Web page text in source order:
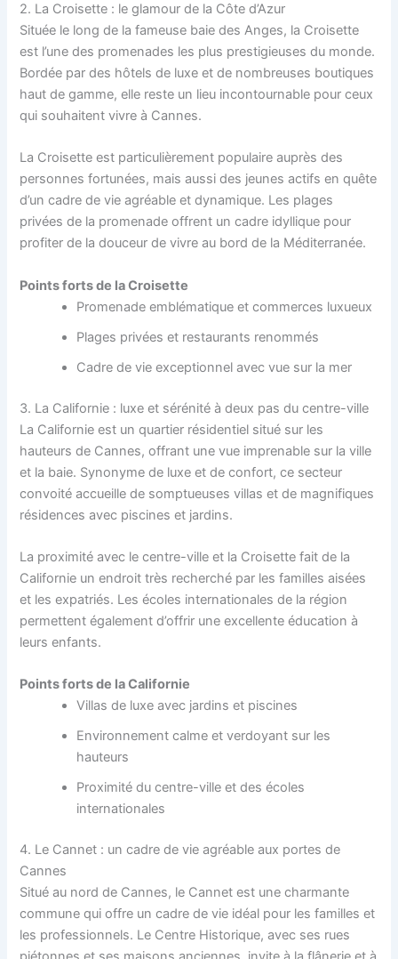
2. La Croisette : le glamour de la Côte d’Azur
Située le long de la fameuse baie des Anges, la Croisette
est l’une des promenades les plus prestigieuses du monde.
Bordée par des hôtels de luxe et de nombreuses boutiques
haut de gamme, elle reste un lieu incontournable pour ceux
qui souhaitent vivre à Cannes.
La Croisette est particulièrement populaire auprès des
personnes fortunées, mais aussi des jeunes actifs en quête
d’un cadre de vie agréable et dynamique. Les plages
privées de la promenade offrent un cadre idyllique pour
profiter de la douceur de vivre au bord de la Méditerranée.
Points forts de la Croisette
Promenade emblématique et commerces luxueux
Plages privées et restaurants renommés
Cadre de vie exceptionnel avec vue sur la mer
3. La Californie : luxe et sérénité à deux pas du centre-ville
La Californie est un quartier résidentiel situé sur les
hauteurs de Cannes, offrant une vue imprenable sur la ville
et la baie. Synonyme de luxe et de confort, ce secteur
convoité accueille de somptueuses villas et de magnifiques
résidences avec piscines et jardins.
La proximité avec le centre-ville et la Croisette fait de la
Californie un endroit très recherché par les familles aisées
et les expatriés. Les écoles internationales de la région
permettent également d’offrir une excellente éducation à
leurs enfants.
Points forts de la Californie
Villas de luxe avec jardins et piscines
Environnement calme et verdoyant sur les
hauteurs
Proximité du centre-ville et des écoles
internationales
4. Le Cannet : un cadre de vie agréable aux portes de
Cannes
Situé au nord de Cannes, le Cannet est une charmante
commune qui offre un cadre de vie idéal pour les familles et
les professionnels. Le Centre Historique, avec ses rues